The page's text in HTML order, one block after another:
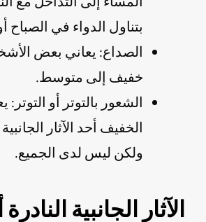
بتناول الدواء في الصباح
الصداع: يعاني بعض
خفيف إلى متوسط.
الشعور بالتوتر أو التوتر:
الخفيف أحد الآثار
ولكن ليس لدى الجميع.
الآثار الجانبية النادرة